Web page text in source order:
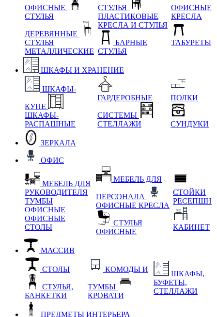
ОФИСНЫЕ
СТУЛЬЯ
ДЕРЕВЯННЫЕ
СТУЛЬЯ
МЕТАЛЛИЧЕСКИЕ
СТУЛЬЯ
ПЛАСТИКОВЫЕ
КРЕСЛА И СТУЛЬЯ
БАРНЫЕ
СТУЛЬЯ
ОФИСНЫЕ
КРЕСЛА
ТАБУРЕТЫ
ШКАФЫ И ХРАНЕНИЕ
ШКАФЫ-
КУПЕ
ШКАФЫ-
РАСПАШНЫЕ
ГАРДЕРОБНЫЕ
СИСТЕМЫ
СТЕЛЛАЖИ
ПОЛКИ
СУНДУКИ
ЗЕРКАЛА
ОФИС
МЕБЕЛЬ ДЛЯ
РУКОВОДИТЕЛЯ
ТУМБЫ
ОФИСНЫЕ
ОФИСНЫЕ
СТОЛЫ
МЕБЕЛЬ ДЛЯ
ПЕРСОНАЛА
ОФИСНЫЕ КРЕСЛА
СТУЛЬЯ
ОФИСНЫЕ
СТОЙКИ
РЕСЕПШН
КАБИНЕТ
МАССИВ
СТОЛЫ
СТУЛЬЯ,
БАНКЕТКИ
КОМОДЫ И
ТУМБЫ
КРОВАТИ
ШКАФЫ,
БУФЕТЫ,
СТЕЛЛАЖИ
ПРЕДМЕТЫ ИНТЕРЬЕРА